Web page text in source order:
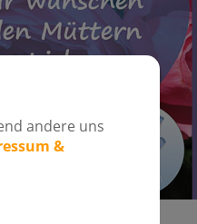
andere uns
&